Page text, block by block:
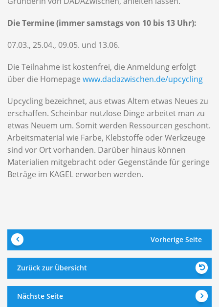
Die Termine (immer samstags von 10 bis 13 Uhr):
07.03., 25.04., 09.05. und 13.06.
Die Teilnahme ist kostenfrei, die Anmeldung erfolgt
über die Homepage www.dadazwischen.de/upcycling
Upcycling bezeichnet, aus etwas Altem etwas Neues zu
erschaffen. Scheinbar nutzlose Dinge arbeitet man zu
etwas Neuem um. Somit werden Ressourcen geschont.
Arbeitsmaterial wie Farbe, Klebstoffe oder Werkzeuge
sind vor Ort vorhanden. Darüber hinaus können
Materialien mitgebracht oder Gegenstände für geringe
Beträge im KAGEL erworben werden.
Vorherige Seite
Zurück zur Übersicht
Nächste Seite